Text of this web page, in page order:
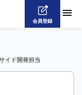
会員登録
イド開発担当